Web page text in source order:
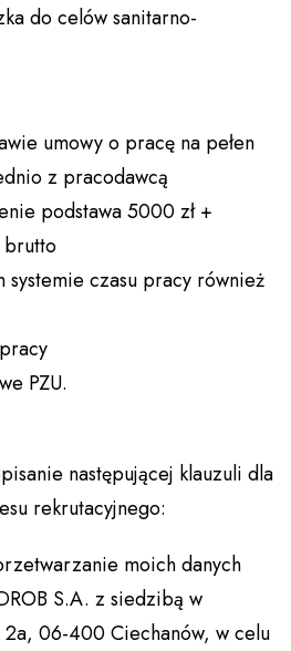
do celów sanitarno-
umowy o pracę na pełen
z pracodawcą
podstawa 5000 zł +
systemie czasu pracy również
PZU.
następującej klauzuli dla
rekrutacyjnego:
moich danych
S.A. z siedzibą w
2a, 06-400 Ciechanów, w celu